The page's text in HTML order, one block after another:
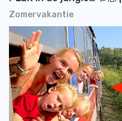
Zomervakantie